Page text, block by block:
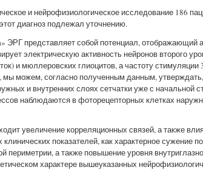
и нейрофизиологическое исследование 186
диагноз подлежал уточнению.
ЭРГ представляет собой потенциал, отображающий
электрическую активность нейронов второго
и мюллеровских глиоцитов, а частоту
мы можем, согласно полученным данным,
и внутренних слоях сетчатки уже с начальной
наблюдаются в фоторецепторных клетках
увеличение корреляционных связей, а также
показателей, как характерное сужение
периметрии, а также повышение уровня
характере вышеуказанных